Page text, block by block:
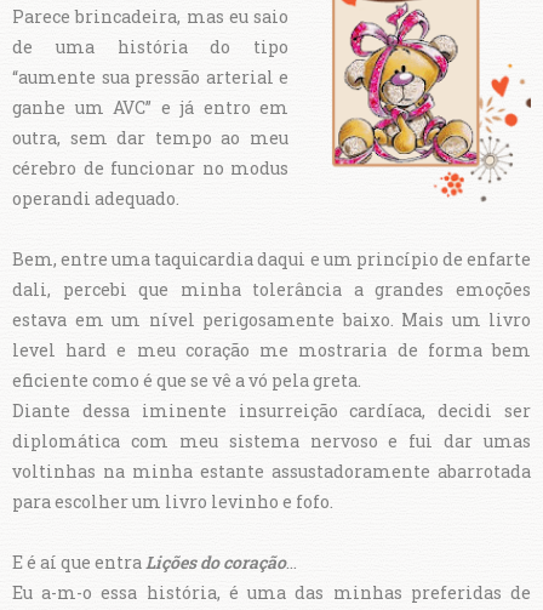
Parece brincadeira, mas eu saio
de uma história do tipo
“aumente sua pressão arterial e
ganhe um AVC” e já entro em
outra, sem dar tempo ao meu
cérebro de funcionar no modus
operandi adequado.
Bem, entre uma taquicardia daqui e um princípio de enfarte
dali, percebi que minha tolerância a grandes emoções
estava em um nível perigosamente baixo. Mais um livro
level hard e meu coração me mostraria de forma bem
eficiente como é que se vê a vó pela greta.
Diante dessa iminente insurreição cardíaca, decidi ser
diplomática com meu sistema nervoso e fui dar umas
voltinhas na minha estante assustadoramente abarrotada
para escolher um livro levinho e fofo.
E é aí que entraLições do coração...
Eu a-m-o essa história, é uma das minhas preferidas de